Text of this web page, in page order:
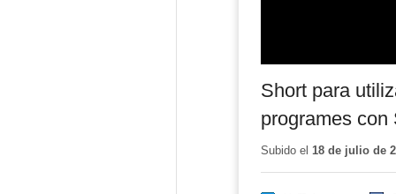
Short para
programes con
Subido el 18 de julio de